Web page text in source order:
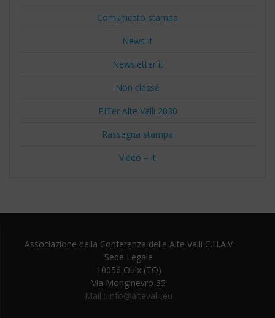
Comunicato stampa
News-it
Newsletter it
Non classé
PITer Alte Valli 2030
Rassegna stampa
Video – it
Associazione della Conferenza delle Alte Valli C.H.A.V
Sede Legale
10056 Oulx (TO)
Via Monginevro 35
Mail : info@altevalli.eu